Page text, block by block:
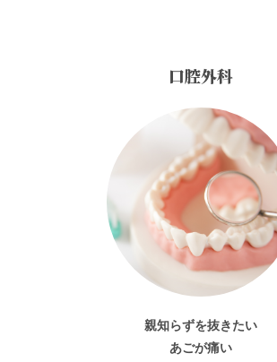
口腔外科
親知らずを抜きたい
あごが痛い